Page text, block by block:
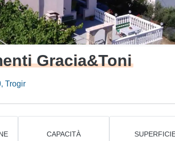
Gracia&Toni
Trogir
CAPACITÀ